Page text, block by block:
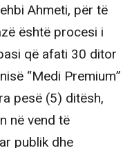
Ahmeti, për të
është procesi i
që afati 30 ditor
“Medi Premium”
pesë (5) ditësh,
në vend të
publik dhe